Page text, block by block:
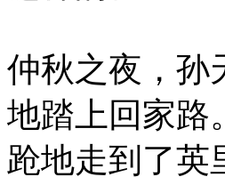
仲秋之夜，孙
地踏上回家路
跄地走到了英